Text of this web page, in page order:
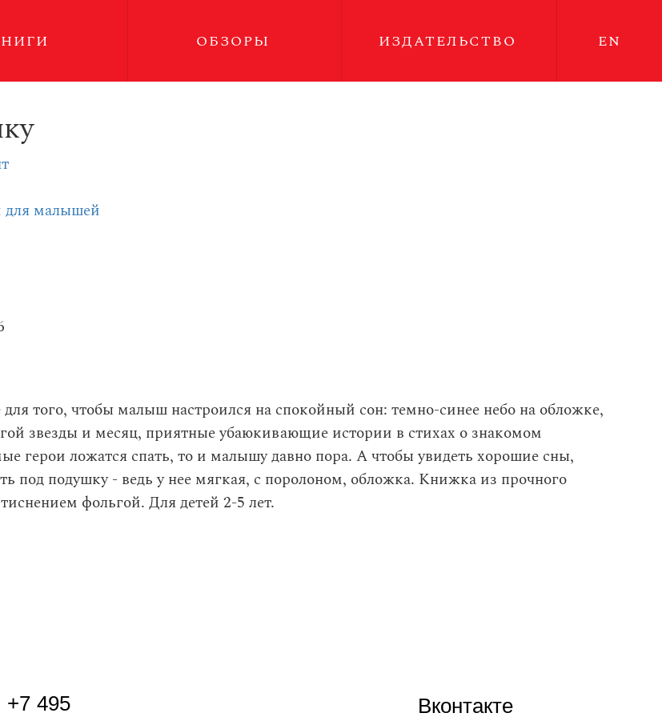
ОБЗОРЫ ИЗДАТЕЛЬСТВО EN
для малышей
того, чтобы малыш настроился на спокойный сон: темно-синее небо на обложке,
звезды и месяц, приятные убаюкивающие истории в стихах о знакомом
герои ложатся спать, то и малышу давно пора. А чтобы увидеть хорошие сны,
под подушку - ведь у нее мягкая, с поролоном, обложка. Книжка из прочного
фольгой. Для детей 2-5 лет.
+7 495
Вконтакте